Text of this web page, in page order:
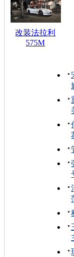
改装法拉利
575M